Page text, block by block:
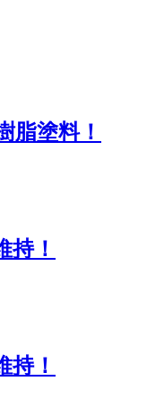
脂塗料！
持！
持！